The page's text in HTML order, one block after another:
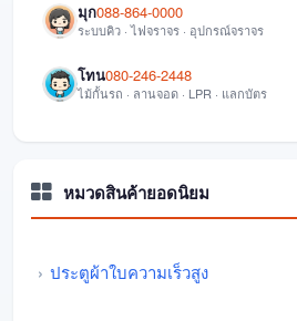
มุก088-864-0000
ระบบคิว · ไฟจราจร · อุปกรณ์จราจร
โทน080-246-2448
ไม้กั้นรถ · ลานจอด · LPR · แลกบัตร
หมวดสินค้ายอดนิยม
ประตูผ้าใบความเร็วสูง